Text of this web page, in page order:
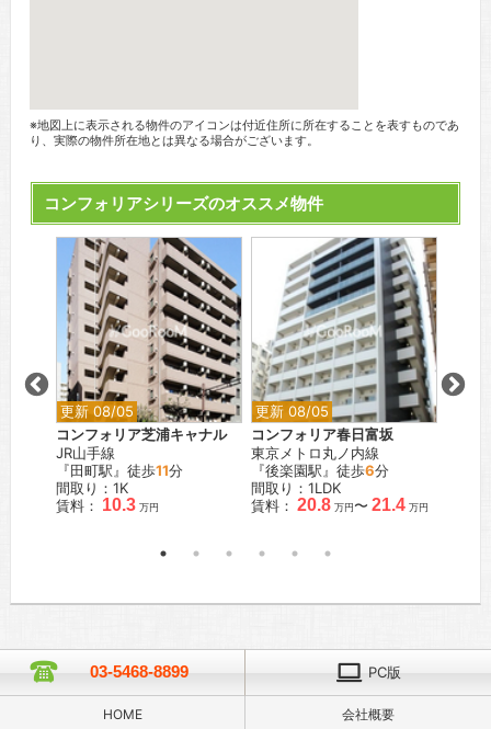
※地図上に表示される物件のアイコンは付近住所に所在することを表すものであ
り、実際の物件所在地とは異なる場合がございます。
コンフォリアシリーズのオススメ物件
更新 08/05
コンフォリア芝浦キャナル
JR山手線
『田町駅』徒歩11分
間取り：1K
賃料： 10.3 万円
更新 08/05
コンフォリア春日富坂
東京メトロ丸ノ内線
『後楽園駅』徒歩6分
間取り：1LDK
賃料： 20.8 万円〜 21.4 万円
03-5468-8899 PC版
HOME 会社概要